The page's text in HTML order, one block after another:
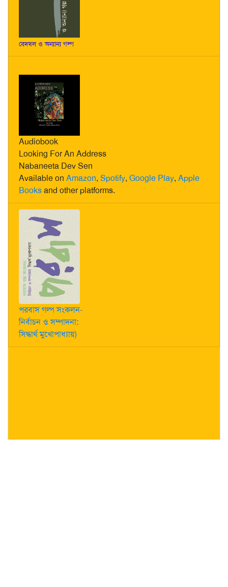
বেদখল ও অন্যান্য গল্প
Audiobook
Looking For An Address
Nabaneeta Dev Sen
Available on Amazon, Spotify, Google Play, Apple
Booksand other platforms.
পরবাস গল্প সংকলন-
নির্বাচন ও সম্পাদনা:
সিদ্ধার্থ মুখোপাধ্যায়)